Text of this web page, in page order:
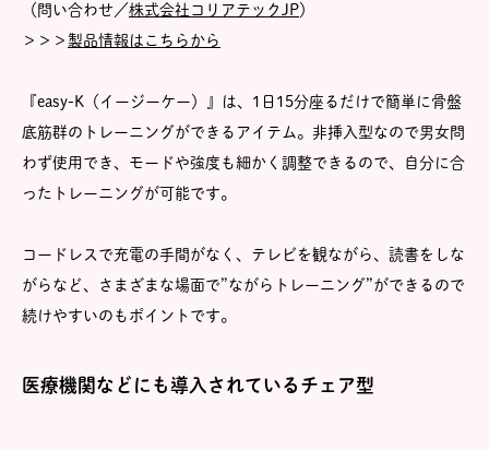
（問い合わせ／株式会社コリアテックJP）
＞＞＞ 製品情報はこちらから
『easy-K（イージーケー）』は、1日15分座るだけで簡単に骨盤
底筋群のトレーニングができるアイテム。非挿入型なので男女問
わず使用でき、モードや強度も細かく調整できるので、自分に合
ったトレーニングが可能です。
コードレスで充電の手間がなく、テレビを観ながら、読書をしな
がらなど、さまざまな場面で”ながらトレーニング”ができるので
続けやすいのもポイントです。
医療機関などにも導入されているチェア型